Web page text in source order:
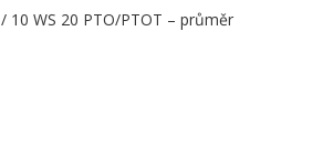
/ 10 WS 20 PTO/PTOT – průměr